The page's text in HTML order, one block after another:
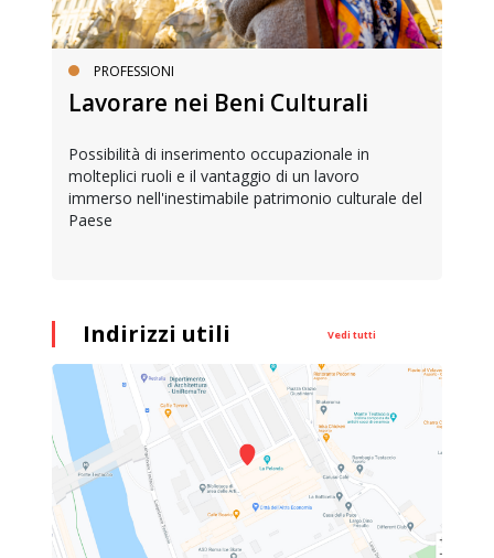
PROFESSIONI
Lavorare nei Beni Culturali
Possibilità di inserimento occupazionale in
molteplici ruoli e il vantaggio di un lavoro
immerso nell'inestimabile patrimonio culturale del
Paese
Indirizzi utili Vedi tutti